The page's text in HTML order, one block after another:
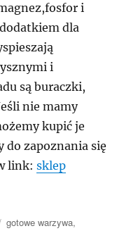
i
dla
i
są buraczki,
nie mamy
kupić je
do zapoznania się
link:sklep
Tagi
gotowe warzywa,